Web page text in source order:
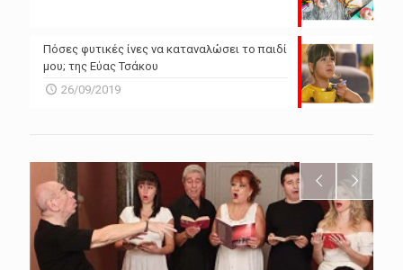
Πόσες φυτικές ίνες να καταναλώσει το παιδί
μου; της Εύας Τσάκου
26/09/2019